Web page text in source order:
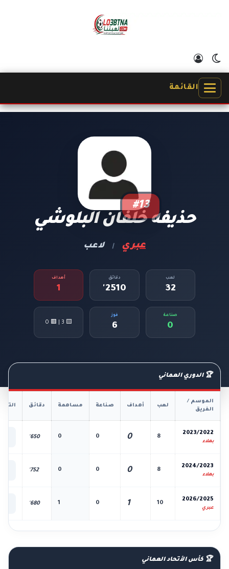
الوضع المظلم
القائمة
#13
حذيفه خلفان البلوشي
عبري | لاعب
لعب
32
دقائق
2510'
أهداف
1
صناعة
0
فوز
6
🟨 3 | 🟥 0
🏆 الدوري العماني
الموسم /
الفريق
لعب أهداف صناعة مساهمة دقائق
2023/2022
بهلاء
8
0
0
0
650'
2024/2023
بهلاء
8
0
0
0
752'
2026/2025
عبري
10
1
0
1
680'
🏆 كأس الأتحاد العماني